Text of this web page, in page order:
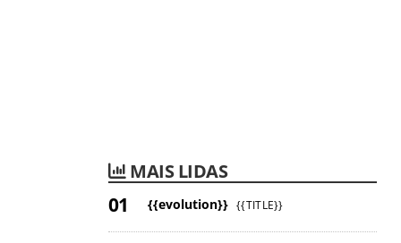
MAIS LIDAS
{{evolution}} {{TITLE}}